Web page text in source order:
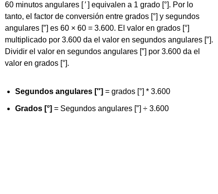
60 minutos angulares [ ′ ] equivalen a 1 grado [°]. Por lo
tanto, el factor de conversión entre grados [°] y segundos
angulares [″] es 60 × 60 = 3.600. El valor en grados [°]
multiplicado por 3.600 da el valor en segundos angulares [″].
Dividir el valor en segundos angulares [″] por 3.600 da el
valor en grados [°].
Segundos angulares [″] = grados [°] * 3.600
Grados [°] = Segundos angulares [″] ÷ 3.600